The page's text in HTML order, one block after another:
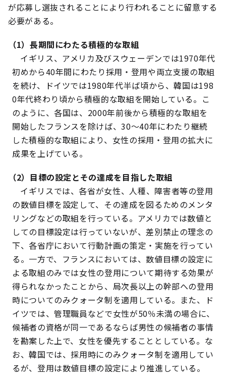
が応募し選抜されることにより行われることに留意する
必要がある。
（1）長期間にわたる積極的な取組
イギリス、アメリカ及びスウェーデンでは1970年代
初めから40年間にわたり採用・登用や両立支援の取組
を続け、ドイツでは1980年代半ば頃から、韓国は198
0年代終わり頃から積極的な取組を開始している。こ
のように、各国は、2000年前後から積極的な取組を
開始したフランスを除けば、30～40年にわたり継続
した積極的な取組により、女性の採用・登用の拡大に
成果を上げている。
（2）目標の設定とその達成を目指した取組
イギリスでは、各省が女性、人種、障害者等の登用
の数値目標を設定して、その達成を図るためのメンタ
リングなどの取組を行っている。アメリカでは数値と
しての目標設定は行っていないが、差別禁止の理念の
下、各省庁において行動計画の策定・実施を行ってい
る。一方で、フランスにおいては、数値目標の設定に
よる取組のみでは女性の登用について期待する効果が
得られなかったことから、局次長以上の幹部への登用
時についてのみクォータ制を適用している。また、ド
イツでは、管理職員などで女性が50％未満の場合に、
候補者の資格が同一であるならば男性の候補者の事情
を勘案した上で、女性を優先することとしている。な
お、韓国では、採用時にのみクォータ制を適用してい
るが、登用は数値目標の設定により推進している。